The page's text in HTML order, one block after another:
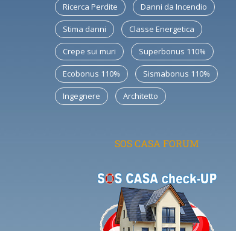
Ricerca Perdite Danni da Incendio
Stima danni Classe Energetica
Crepe sui muri Superbonus 110%
Ecobonus 110% Sismabonus 110%
Ingegnere Architetto
SOS CASA FORUM